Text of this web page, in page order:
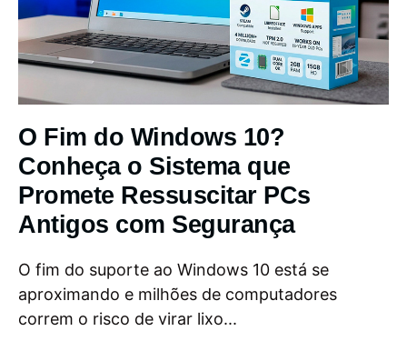
O Fim do Windows 10?
Conheça o Sistema que
Promete Ressuscitar PCs
Antigos com Segurança
O fim do suporte ao Windows 10 está se
aproximando e milhões de computadores
correm o risco de virar lixo...